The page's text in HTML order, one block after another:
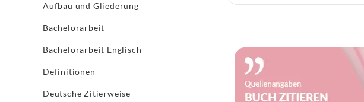
Aufbau und Gliederung
Bachelorarbeit
Bachelorarbeit Englisch
Definitionen
Deutsche Zitierweise